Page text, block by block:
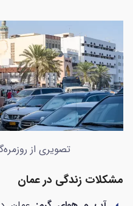
تصویری از
مشکلات زندگی در عمان